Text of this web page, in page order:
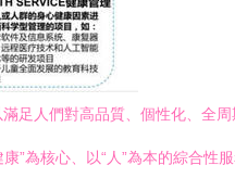
足人們對高品質、個性化、全
”為核心、以“人”為本的綜合性